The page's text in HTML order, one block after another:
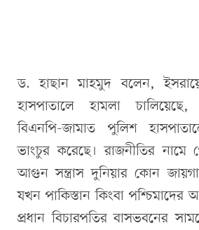
ড. হাছান মাহমুদ বলেন,
হাসপাতালে হামলা
বিএনপি-জামাত পুলিশ
ভাংচুর করেছে। রাজনীতির নামে
আগুন সন্ত্রাস দুনিয়ার কোন
যখন পাকিস্তান কিংবা পশ্চিমাদের
প্রধান বিচারপতির বাসভবনের